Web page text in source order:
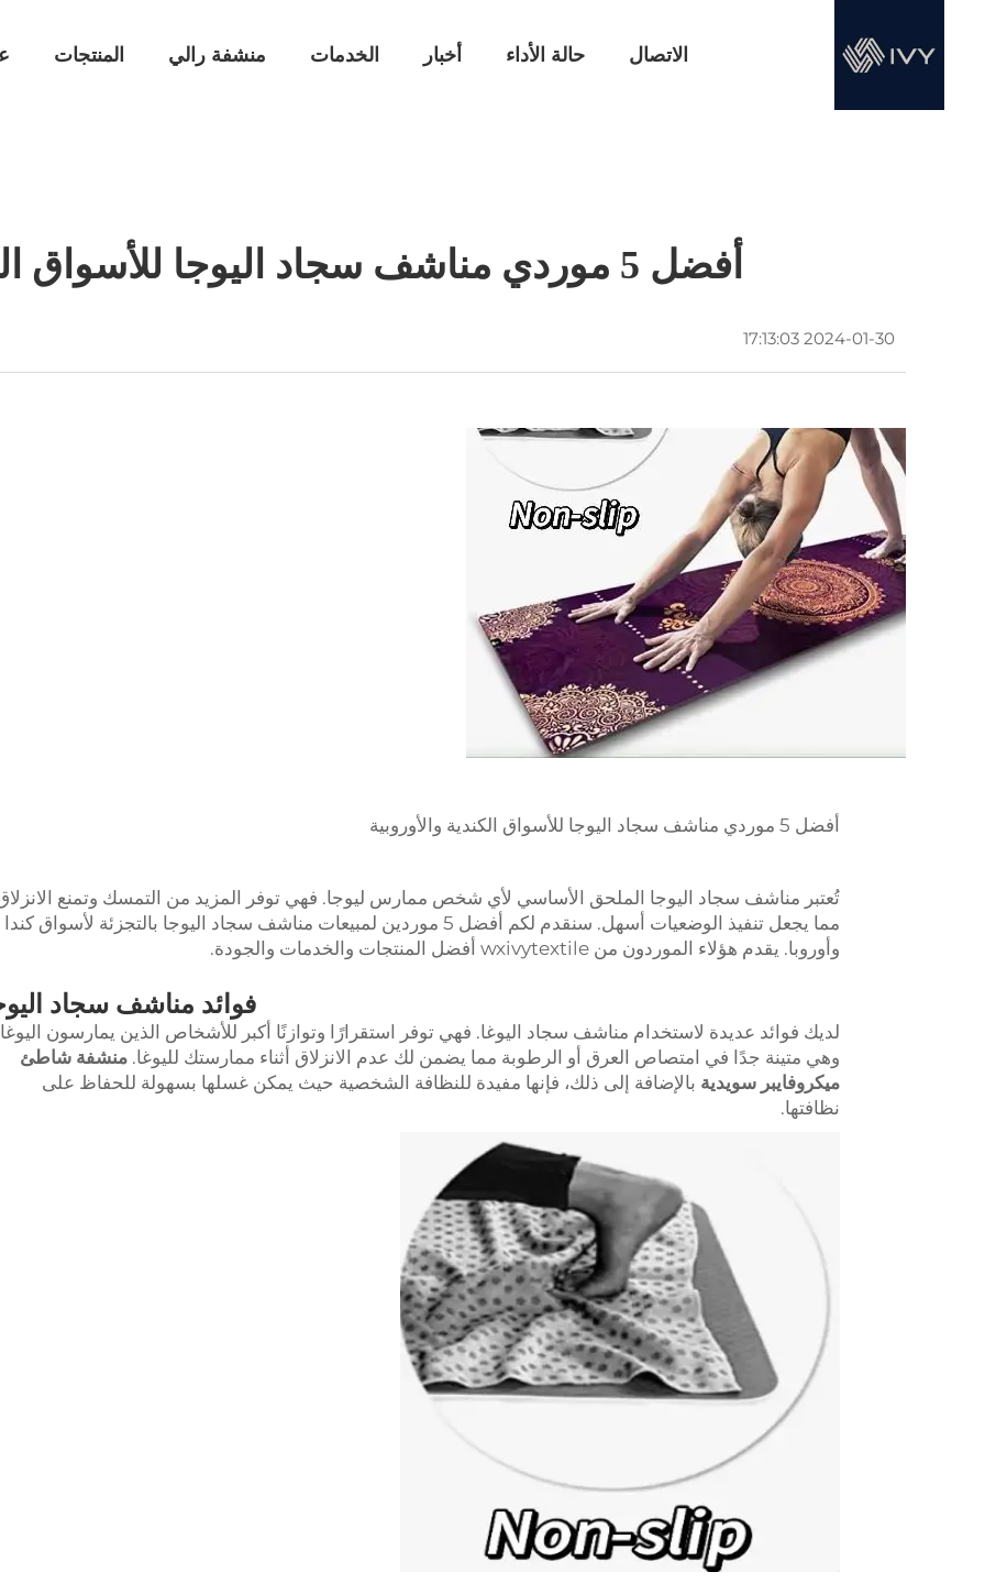
المنتجات منشفة رالي الخدمات أخبار حالة الأداء الاتصال
أفضل 5 موردي مناشف سجاد اليوجا للأسواق الكندية والأوروبية
2024-01-30 17:13:03
أفضل 5 موردي مناشف سجاد اليوجا للأسواق الكندية والأوروبية
تُعتبر مناشف سجاد اليوجا الملحق الأساسي لأي شخص ممارس ليوجا. فهي توفر المزيد من التمسك وتمنع
مما يجعل تنفيذ الوضعيات أسهل. سنقدم لكم أفضل 5 موردين لمبيعات مناشف سجاد اليوجا بالتجزئة لأسواق كندا
وأوروبا. يقدم هؤلاء الموردون من wxivytextile أفضل المنتجات والخدمات والجودة.
فوائد مناشف سجاد
لديك فوائد عديدة لاستخدام مناشف سجاد اليوغا. فهي توفر استقرارًا وتوازنًا أكبر للأشخاص الذين يمارسون
وهي متينة جدًا في امتصاص العرق أو الرطوبة مما يضمن لك عدم الانزلاق أثناء ممارستك لليوغا. منشفة شاطئ
ميكروفايبر سويدية بالإضافة إلى ذلك، فإنها مفيدة للنظافة الشخصية حيث يمكن غسلها بسهولة للحفاظ على
نظافتها.